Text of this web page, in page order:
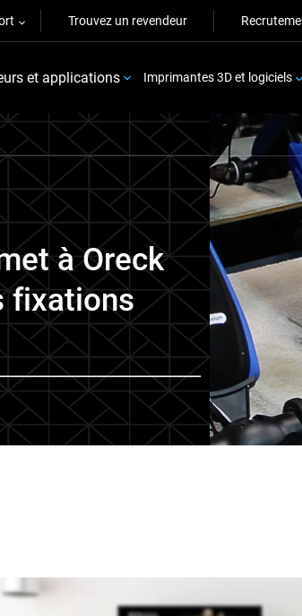
Trouvez un revendeur
et applications Imprimantes 3D et logiciels
à Oreck
fixations